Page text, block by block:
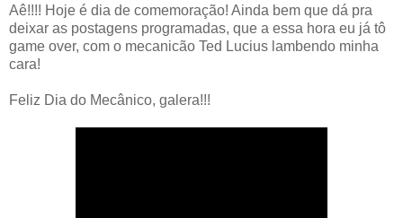
Aê!!!! Hoje é dia de comemoração! Ainda bem que dá pra
deixar as postagens programadas, que a essa hora eu já tô
game over, com o mecanicão Ted Lucius lambendo minha
cara!
Feliz Dia do Mecânico, galera!!!